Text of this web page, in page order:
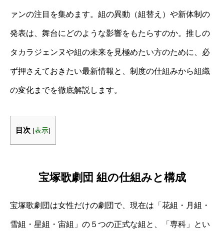
ァンの注目を集めます。組の異動（組替え）や新体制の
発表は、舞台にどのような影響をもたらすのか。推しの
タカラジェンヌや組の未来を見極めたい方のために、必
ず押さえておきたい最新情報と、制度の仕組みから組織
の変化までを徹底解説します。
目次 [表示]
宝塚歌劇団 組の仕組みと構成
宝塚歌劇団は女性だけの劇団で、現在は「花組・月組・
雪組・星組・宙組」の５つの正式な組と、「専科」とい